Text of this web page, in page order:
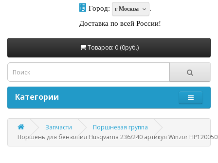
Город:
г Москва
.
Доставка по всей России!
Товаров: 0 (0руб.)
Категории
Запчасти
Поршневая группа
Поршень для бензопил Husqvarna 236/240 артикул Winzor